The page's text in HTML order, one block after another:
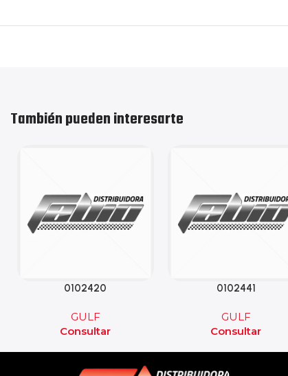
También pueden interesarte
0102420
GULF
Consultar
0102441
GULF
Consultar